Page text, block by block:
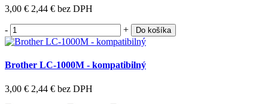
3,00 € 2,44 € bez DPH
- + Do košíka
Brother LC-1000M - kompatibilný
3,00 € 2,44 € bez DPH